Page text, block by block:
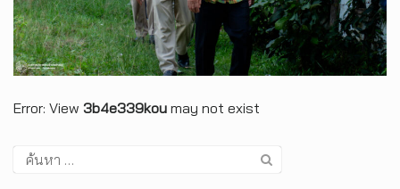
Error: View 3b4e339kou may not exist